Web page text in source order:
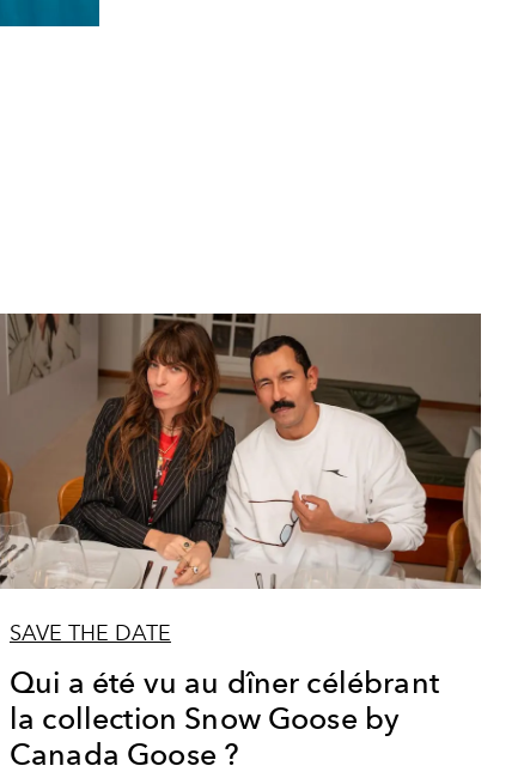
SAVE THE DATE
Qui a été vu au dîner célébrant
la collection Snow Goose by
Canada Goose ?